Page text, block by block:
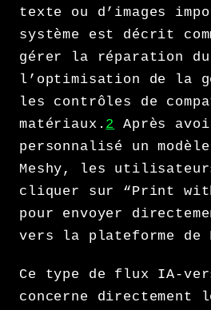
texte ou d’images
système est décrit
gérer la réparation
l’optimisation de la
les contrôles de
matériaux. 2
Après
personnalisé un modèle
Meshy, les
cliquer sur “Print with
pour envoyer
vers la plateforme de
Ce type de flux IA-
concerne directement